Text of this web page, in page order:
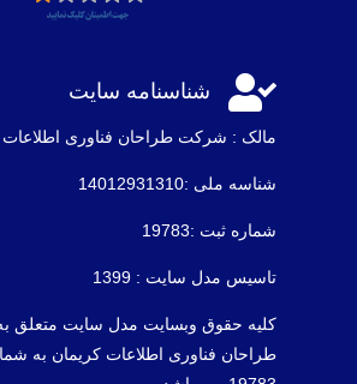
 شناسنامه سایت
مالک : شرکت طراحان فناوری اطلاعات
شناسه ملی :14012931310
شماره ثبت :19783
تاسیس مدل سایت : 1399
کلیه حقوق وبسایت مدل سایت متعلق
طراحان فناوری اطلاعات کریمان به